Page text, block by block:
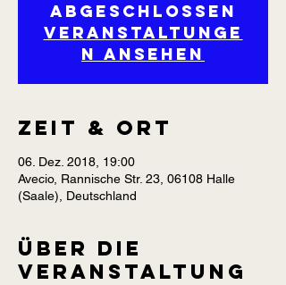
abgeschlossen
Veranstaltunge
n ansehen
Zeit & Ort
06. Dez. 2018, 19:00
Avecio, Rannische Str. 23, 06108 Halle
(Saale), Deutschland
Über die
Veranstaltung